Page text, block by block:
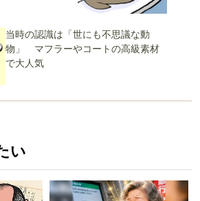
当時の認識は「世にも不思議な動
物」 マフラーやコートの高級素材
で大人気
い